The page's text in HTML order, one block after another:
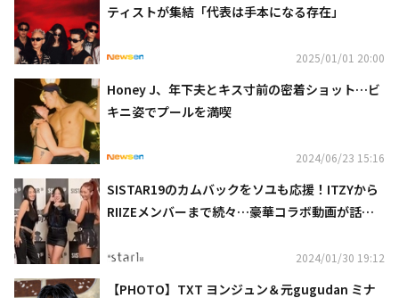
ティストが集結「代表は手本になる存在」
2025/01/01 20:00
Honey J、年下夫とキス寸前の密着ショット…ビ
キニ姿でプールを満喫
2024/06/23 15:16
SISTAR19のカムバックをソユも応援！ITZYから
RIIZEメンバーまで続々…豪華コラボ動画が話題
2024/01/30 19:12
【PHOTO】TXT ヨンジュン＆元gugudan ミナ